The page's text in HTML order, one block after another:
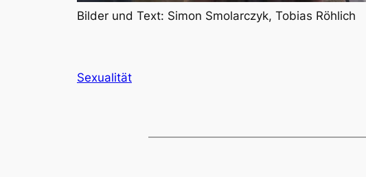
Bilder und Text: Simon Smolarczyk, Tobias Röhlich
Sexualität